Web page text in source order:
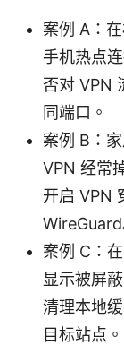
案例 A：
手机热点
否对 VPN
同端口。
案例 B：
VPN 经常
开启 VPN
WireGuard
案例 C：
显示被屏
清理本地
目标站点。